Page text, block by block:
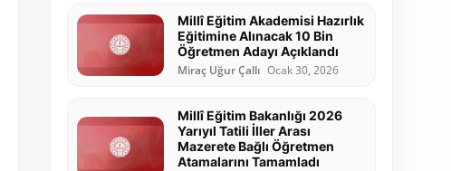
Millî Eğitim Akademisi Hazırlık
Eğitimine Alınacak 10 Bin
Öğretmen Adayı Açıklandı
Miraç Uğur Çallı Ocak 30, 2026
Millî Eğitim Bakanlığı 2026
Yarıyıl Tatili İller Arası
Mazerete Bağlı Öğretmen
Atamalarını Tamamladı